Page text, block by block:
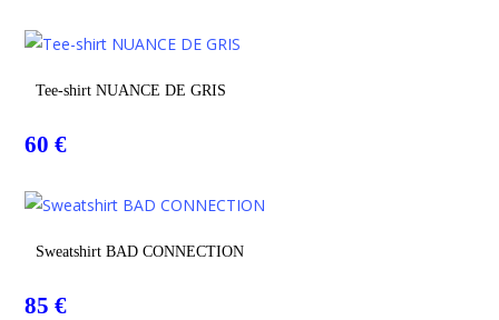
Choix Des Options
Tee-shirt NUANCE DE GRIS
60€
Choix Des Options
Sweatshirt BAD CONNECTION
85€